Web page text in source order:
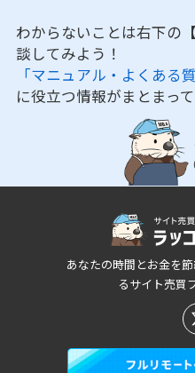
わからないことは右下の
談してみよう！
「マニュアル・よくある
に役立つ情報がまとまって
あなたの時間とお金を
るサイト売買